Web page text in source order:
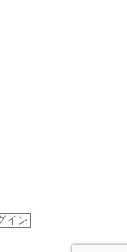
イン